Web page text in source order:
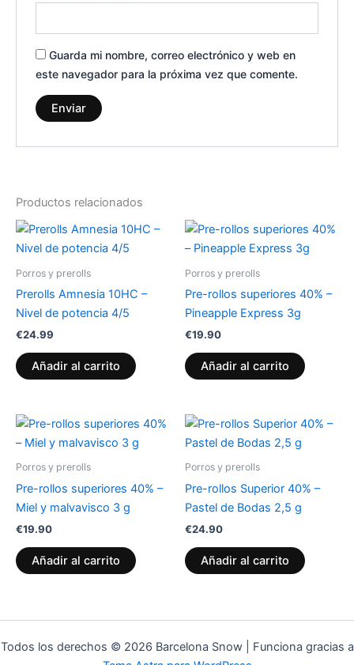
Guarda mi nombre, correo electrónico y web en
este navegador para la próxima vez que comente.
Productos relacionados
Porros y prerolls
Prerolls Amnesia 10HC –
Nivel de potencia 4/5
€24.99
Añadir al carrito
Porros y prerolls
Pre-rollos superiores 40% –
Pineapple Express 3g
€19.90
Añadir al carrito
Porros y prerolls
Pre-rollos superiores 40% –
Miel y malvavisco 3 g
€19.90
Añadir al carrito
Porros y prerolls
Pre-rollos Superior 40% –
Pastel de Bodas 2,5 g
€24.90
Añadir al carrito
Todos los derechos © 2026 Barcelona Snow | Funciona gracias a